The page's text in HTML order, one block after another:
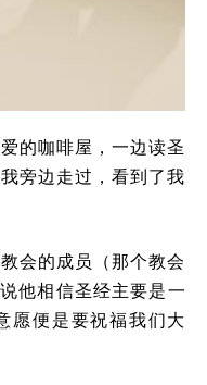
的咖啡屋，一边读圣
旁边走过，看到了我
会的成员（那个教会
他相信圣经主要是一
愿便是要祝福我们大